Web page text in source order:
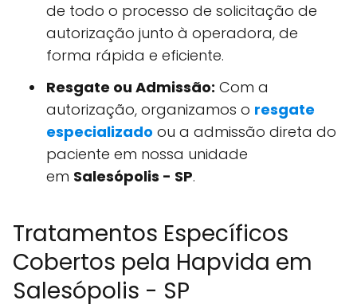
de todo o processo de solicitação de
autorização junto à operadora, de
forma rápida e eficiente.
Resgate ou Admissão: Com a
autorização, organizamos o resgate
especializado ou a admissão direta do
paciente em nossa unidade
em Salesópolis - SP.
Tratamentos Específicos
Cobertos pela Hapvida em
Salesópolis - SP